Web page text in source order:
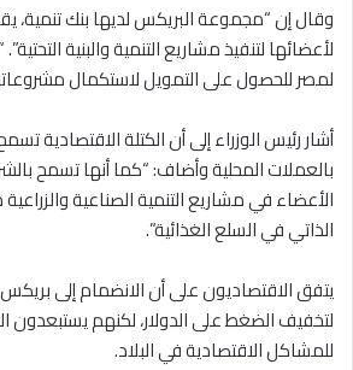
وقال إن “مجموعة البريكس لديها بنك تنمية،
لأعضائها لتنفيذ مشاريع التنمية والبنية
لمصر للحصول على التمويل لاستكمال
أشار رئيس الوزراء إلى أن الكتلة الاقتصادية
بالعملات المحلية وأضاف: “كما أنها تسمح
الأعضاء في مشاريع التنمية الصناعية
الذاتي في السلع الغذائية”.
يتفق الاقتصاديون على أن الانضمام إلى
لتخفيف الضغط على الدولار، لكنهم
للمشاكل الاقتصادية في البلاد.